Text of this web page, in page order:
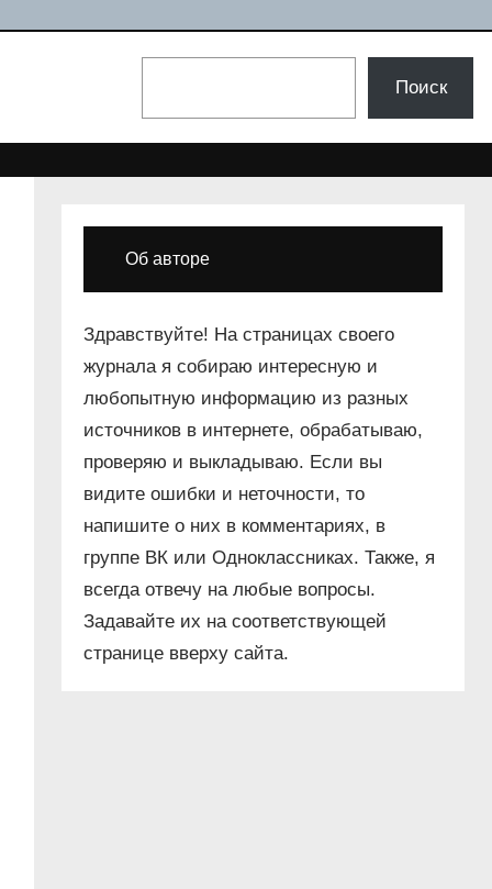
Поиск
Об авторе
Здравствуйте! На страницах своего
журнала я собираю интересную и
любопытную информацию из разных
источников в интернете, обрабатываю,
проверяю и выкладываю. Если вы
видите ошибки и неточности, то
напишите о них в комментариях, в
группе ВК или Одноклассниках. Также, я
всегда отвечу на любые вопросы.
Задавайте их на соответствующей
странице вверху сайта.